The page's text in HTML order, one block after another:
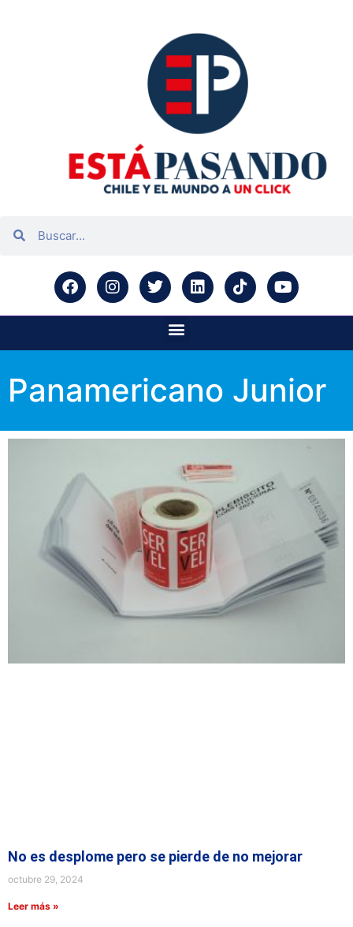
Panamericano Junior
No es desplome pero se pierde de no mejorar
octubre 29, 2024
Leer más »